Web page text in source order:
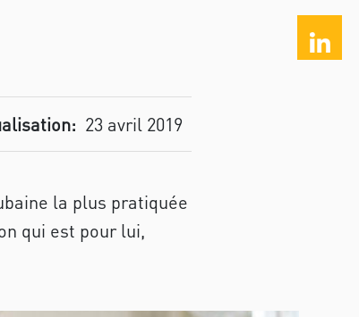
23 avril 2019
la plus pratiquée
qui est pour lui,